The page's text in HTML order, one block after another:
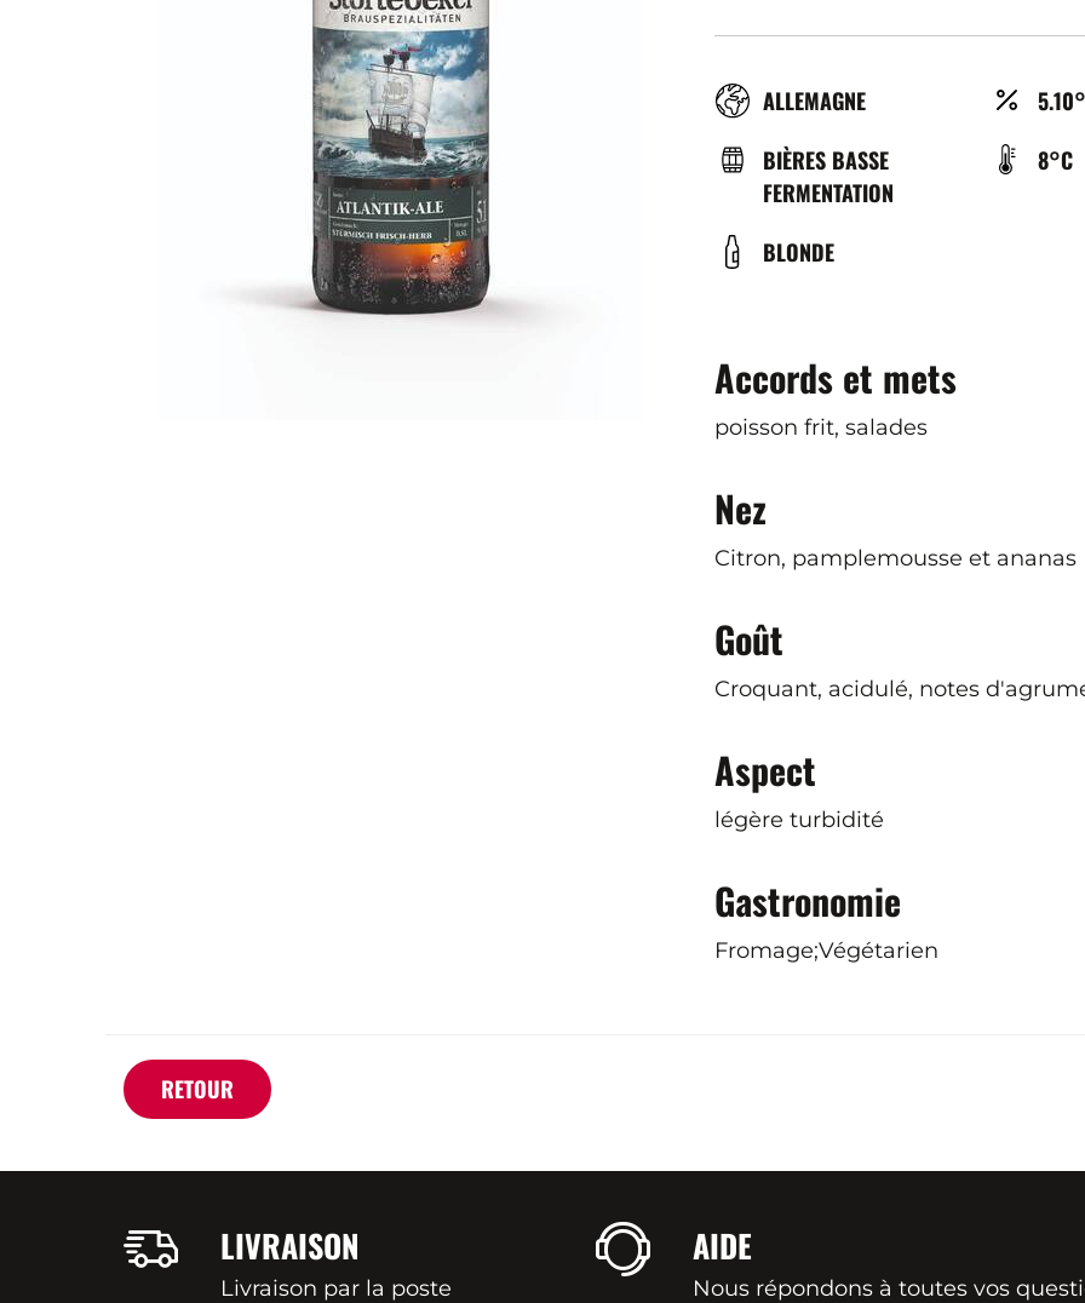
RÉGION
ALLEMAGNE
TYPE
DE
BIÈRES BASSE
FERMENTATION
COULEUR
BLONDE
8°C
Accords et mets
poisson frit, salades
Nez
Citron, pamplemousse et ananas
Goût
Croquant, acidulé, notes
Aspect
légère turbidité
Gastronomie
Fromage;Végétarien
RETOUR
LIVRAISON
Livraison par la poste
AIDE
Nous répondons à toutes vos